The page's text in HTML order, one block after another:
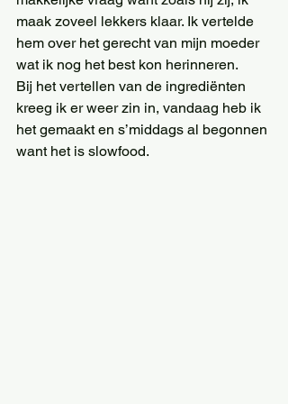
maak zoveel lekkers klaar. Ik vertelde
hem over het gerecht van mijn moeder
wat ik nog het best kon herinneren.
Bij het vertellen van de ingrediënten
kreeg ik er weer zin in, vandaag heb ik
het gemaakt en s’middags al begonnen
want het is slowfood.